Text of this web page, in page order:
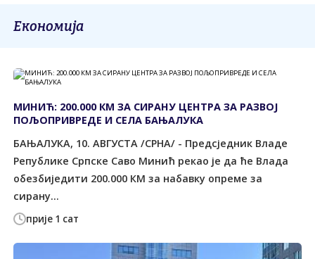
Економија
прије 1 сат
МИНИЋ: 200.000 КМ ЗА СИРАНУ ЦЕНТРА ЗА РАЗВОЈ
ПОЉОПРИВРЕДЕ И СЕЛА БАЊАЛУКА
БАЊАЛУКА, 10. АВГУСТА /СРНА/ - Предсједник Владе
Републике Српске Саво Минић рекао је да ће Влада
обезбиједити 200.000 КМ за набавку опреме за
сирану...